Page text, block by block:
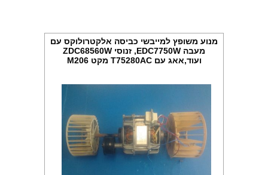
מנוע משופץ למייבשי כביסה אלקטרולוקס עם
מעבה EDC7750W, זנוסי ZDC68560W
ועוד,אאג עם T75280AC מקט M206